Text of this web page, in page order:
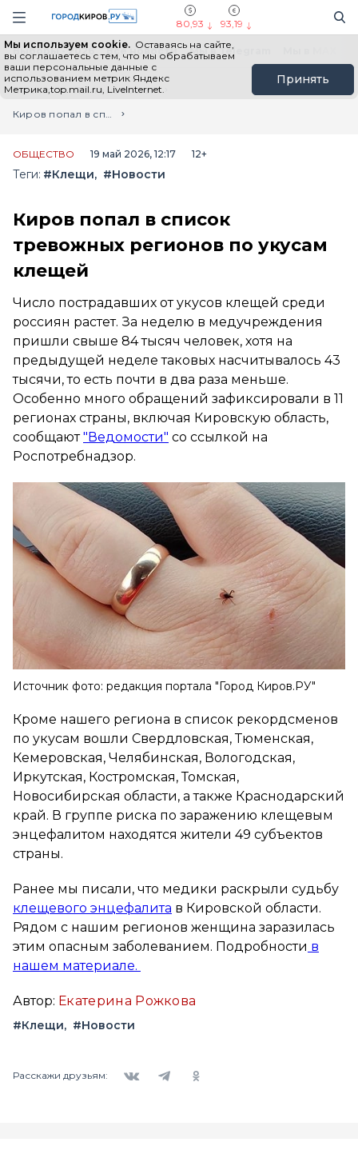
Навигация сайта
80,93 93,19
Мы используем cookie. Оставаясь на сайте,
вы соглашаетесь с тем, что мы обрабатываем
ваши персональные данные с
использованием метрик Яндекс
Метрика,top.mail.ru, LiveInternet.
Принять
Выборы - 2026 Все новости Мы в Telegram
Главная
Лента новостей
Киров попал в список тревожных регионов по укусам клещей
ОБЩЕСТВО 19 май 2026, 12:17 12+
Теги: #Клещи #Новости
Киров попал в список
тревожных регионов по укусам
клещей
Число пострадавших от укусов клещей среди
россиян растет. За неделю в медучреждения
пришли свыше 84 тысяч человек, хотя на
предыдущей неделе таковых насчитывалось 43
тысячи, то есть почти в два раза меньше.
Особенно много обращений зафиксировали в 11
регионах страны, включая Кировскую область,
сообщают"Ведомости" со ссылкой на
Роспотребнадзор.
Источник фото: редакция портала "Город Киров.РУ"
Кроме нашего региона в список рекордсменов
по укусам вошли Свердловская, Тюменская,
Кемеровская, Челябинская, Вологодская,
Иркутская, Костромская, Томская,
Новосибирская области, а также Краснодарский
край. В группе риска по заражению клещевым
энцефалитом находятся жители 49 субъектов
страны.
Ранее мы писали, что медики раскрыли судьбу
клещевого энцефалита в Кировской области.
Рядом с нашим регионов женщина заразилась
этим опасным заболеванием. Подробности в
нашем материале.
Автор: Екатерина Рожкова
#Клещи #Новости
Расскажи друзьям: